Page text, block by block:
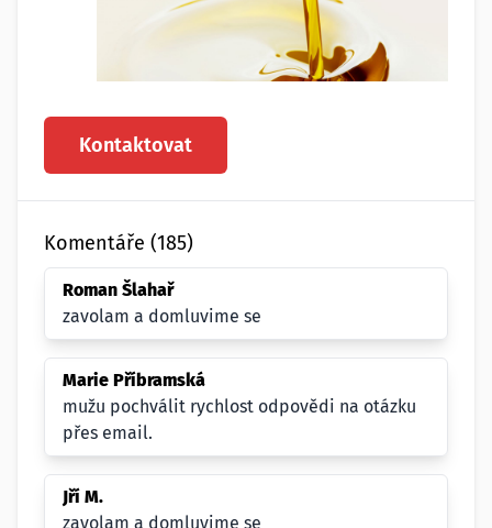
Kontaktovat
Komentáře (185)
Roman Šlahař
zavolam a domluvime se
Marie Příbramská
mužu pochválit rychlost odpovědi na otázku
přes email.
Jří M.
zavolam a domluvime se